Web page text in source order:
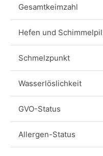
Gesamtkeimzahl
Hefen und
Schmelzpunkt
Wasserlöslichkeit
GVO-Status
Allergen-Status